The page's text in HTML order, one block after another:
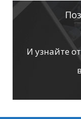
И узнайте